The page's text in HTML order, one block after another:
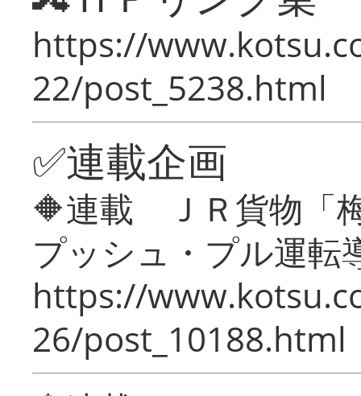
https://
22/post_5238.html
✅連載企画
🔶連載 ＪＲ貨物「
プッシュ・プル運転
https://
26/post_10188.html